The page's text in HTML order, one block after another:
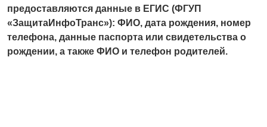
предоставляются данные в ЕГИС (ФГУП
«ЗащитаИнфоТранс»): ФИО, дата рождения, номер
телефона, данные паспорта или свидетельства о
рождении, а также ФИО и телефон родителей.